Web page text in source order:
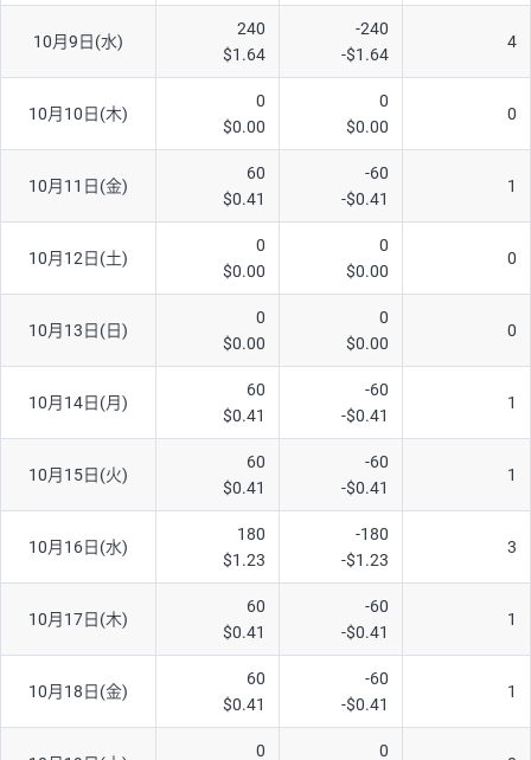
86,230円
160円 65,030円
※取引証拠金は同日の当社為替レート（ニューヨーククローズ・
※ハンガリーフォリント/円と南アフリカランド/円とメキシコペ
ソ/円は10万通貨単位。
10月9日(水)
240
$1.64
-240
-$1.64
4
10月10日(木)
0
$0.00
0
$0.00
0
10月11日(金)
60
$0.41
-60
-$0.41
1
10月12日(土)
0
$0.00
0
$0.00
0
10月13日(日)
0
$0.00
0
$0.00
0
10月14日(月)
60
$0.41
-60
-$0.41
1
10月15日(火)
60
$0.41
-60
-$0.41
1
10月16日(水)
180
$1.23
-180
-$1.23
3
10月17日(木)
60
$0.41
-60
-$0.41
1
10月18日(金)
60
$0.41
-60
-$0.41
1
0 0